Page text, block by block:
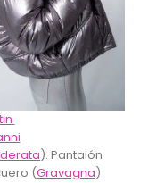
). Pantalón
(Gravagna)